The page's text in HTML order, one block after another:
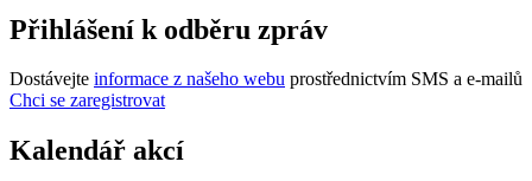
Přihlášení k odběru zpráv
Dostávejte informace z našeho webu prostřednictvím SMS a e-mailů
Chci se zaregistrovat
Kalendář akcí